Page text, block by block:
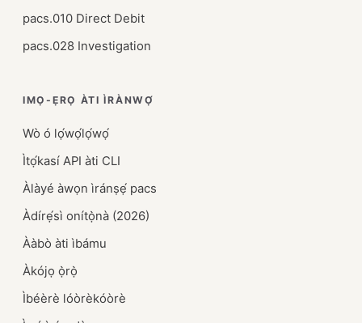
pacs.010 Direct Debit
pacs.028 Investigation
IMỌ-ẸRỌ ÀTI ÌRÀNWỌ́
Wò ó lọ́wọ́lọ́wọ́
Ìtọ́kasí API àti CLI
Àlàyé àwọn ìránṣẹ́ pacs
Àdírẹ́sì onítọ̀nà (2026)
Ààbò àti ìbámu
Àkójọ ọ̀rọ̀
Ìbéèrè lóòrèkóòrè